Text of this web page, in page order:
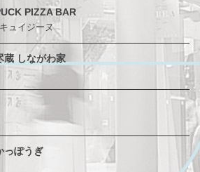
PIZZA BAR
ュイジーヌ
蔵 しながわ家
っぽうぎ